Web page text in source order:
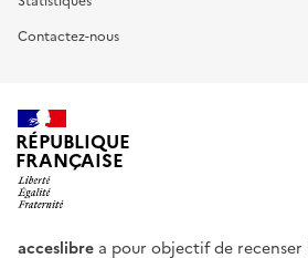
Contactez-nous
RÉPUBLIQUE
FRANÇAISE
acceslibre a pour objectif de